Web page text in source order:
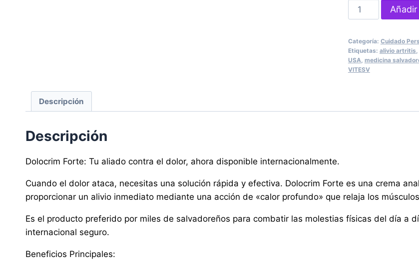
Dolocrim
Forte
Analgésica
–
Alivio
Dolores
Categoría: Cuidado
Etiquetas: alivio artritis,
USA, medicina
VITESV
Descripción
Descripción
Dolocrim Forte: Tu aliado contra el dolor, ahora disponible internacionalmente.
Cuando el dolor ataca, necesitas una solución rápida y efectiva. Dolocrim Forte es una crema
proporcionar un alivio inmediato mediante una acción de «calor profundo» que relaja los
Es el producto preferido por miles de salvadoreños para combatir las molestias físicas del día a
internacional seguro.
Beneficios Principales: